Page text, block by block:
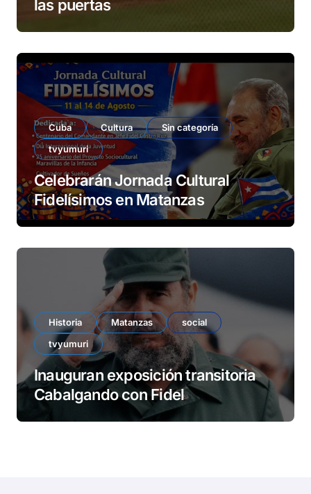
las puertas
Cuba Cultura
Sin categoría
tvyumuri
Celebrarán Jornada Cultural
Fidelísimos en Matanzas
Historia Matanzas
social
tvyumuri
Inauguran exposición transitoria
Cabalgando con Fidel